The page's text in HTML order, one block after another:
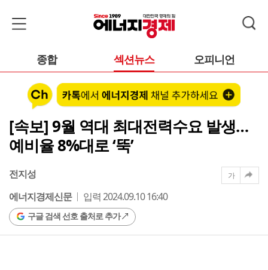
종합 섹션뉴스 오피니언
[속보] 9월 역대 최대전력수요 발생…
예비율 8%대로 ‘뚝’
전지성
에너지경제신문
입력 2024.09.10 16:40
구글 검색 선호 출처로 추가
가